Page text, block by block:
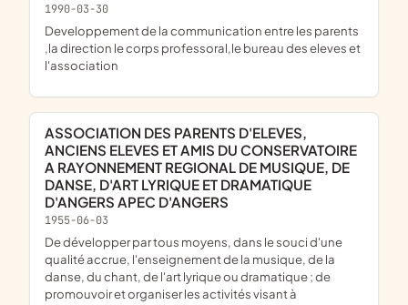
1990-03-30
Developpement de la communication entre les parents
,la direction le corps professoral,le bureau des eleves et
l'association
ASSOCIATION DES PARENTS D'ELEVES,
ANCIENS ELEVES ET AMIS DU CONSERVATOIRE
A RAYONNEMENT REGIONAL DE MUSIQUE, DE
DANSE, D'ART LYRIQUE ET DRAMATIQUE
D'ANGERS APEC D'ANGERS
1955-06-03
de développer par tous moyens, dans le souci d'une
qualité accrue, l'enseignement de la musique, de la
danse, du chant, de l'art lyrique ou dramatique ; de
promouvoir et organiser les activités visant à